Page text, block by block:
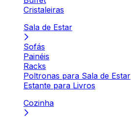
Cristaleiras
Sala de Estar
Sofás
Painéis
Racks
Poltronas para Sala de Estar
Estante para Livros
Cozinha